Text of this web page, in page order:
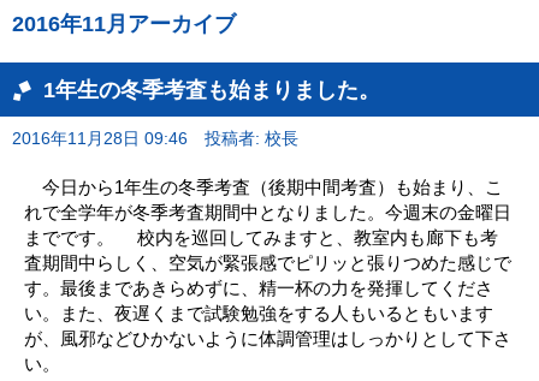
2016年11月アーカイブ
1年生の冬季考査も始まりました。
2016年11月28日 09:46 投稿者: 校長
今日から1年生の冬季考査（後期中間考査）も始まり、こ
れで全学年が冬季考査期間中となりました。今週末の金曜日
までです。 校内を巡回してみますと、教室内も廊下も考
査期間中らしく、空気が緊張感でピリッと張りつめた感じで
す。最後まであきらめずに、精一杯の力を発揮してくださ
い。また、夜遅くまで試験勉強をする人もいるともいます
が、風邪などひかないように体調管理はしっかりとして下さ
い。